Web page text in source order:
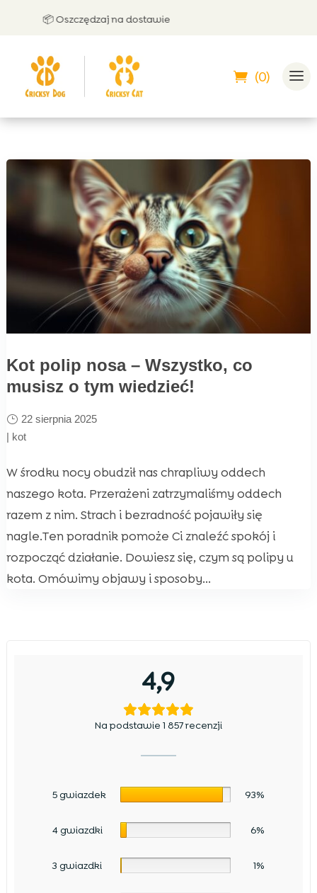
📦 Oszczędzaj na dostawie
(0)
Kot polip nosa – Wszystko, co
musisz o tym wiedzieć!
22 sierpnia 2025
| kot
W środku nocy obudził nas chrapliwy oddech
naszego kota. Przerażeni zatrzymaliśmy oddech
razem z nim. Strach i bezradność pojawiły się
nagle.Ten poradnik pomoże Ci znaleźć spokój i
rozpocząć działanie. Dowiesz się, czym są polipy u
kota. Omówimy objawy i sposoby...
4,9
Na podstawie 1 857 recenzji
5 gwiazdek 93%
4 gwiazdki 6%
3 gwiazdki 1%